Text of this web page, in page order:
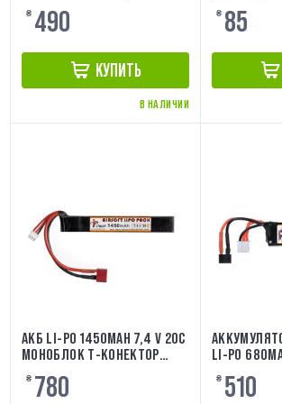
₴ 490
КУПИТЬ
В НАЛИЧИИ
₴ 85
АКБ LI-PO 1450MAH 7,4 V 20C
МОНОБЛОК Т-КОНЕКТОР
IPOWER
₴ 780
LI-PO
MICRO FOR
₴ 510